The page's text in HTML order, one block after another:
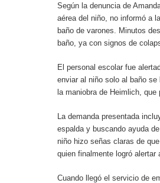
Según la denuncia de
aérea del niño, no informó a
baño de varones. Minutos
baño, ya con signos de
El personal escolar fue
enviar al niño solo al baño
la maniobra de Heimlich, que
La demanda presentada
espalda y buscando ayuda
niño hizo señas claras de
quien finalmente logró
Cuando llegó el servicio de